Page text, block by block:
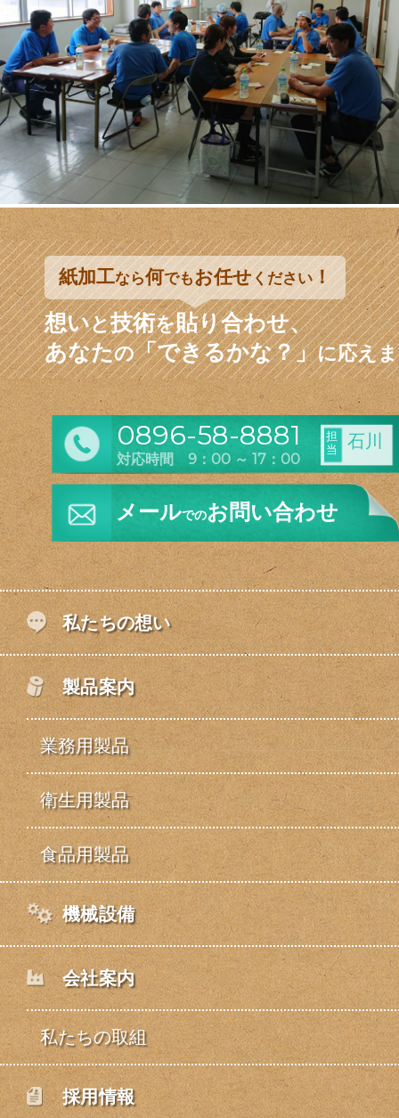
紙加工なら何でもお任せください！
想いと技術を貼り合わせ、
あなたの「できるかな？」に応え
0896-58-8881
対応時間 9：00 ～ 17：00
担
当
石川
メールでのお問い合わせ
私たちの想い
製品案内
業務用製品
衛生用製品
食品用製品
機械設備
会社案内
私たちの取組
採用情報